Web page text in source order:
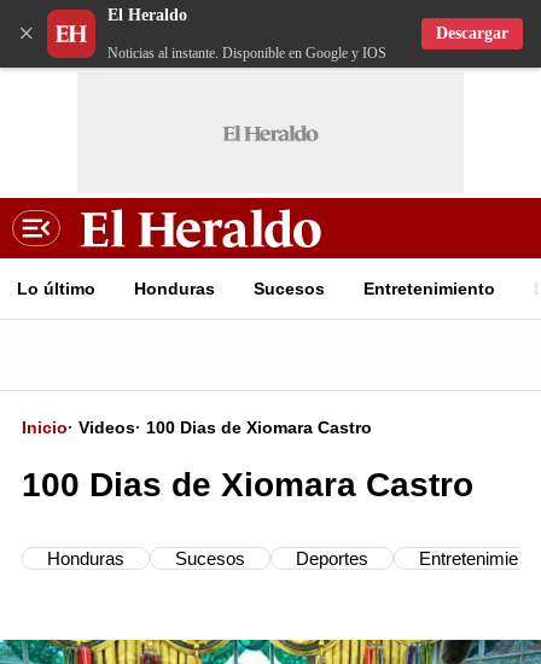
×
El Heraldo
Noticias al instante. Disponible en Google y IOS
Descargar
Lo último Honduras Sucesos Entretenimiento
Inicio· Videos· 100 Dias de Xiomara Castro
Honduras Sucesos Deportes Entretenimiento
100 Dias de Xiomara Castro